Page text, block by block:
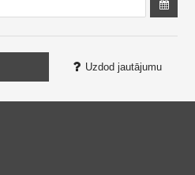
Uzdod jautājumu